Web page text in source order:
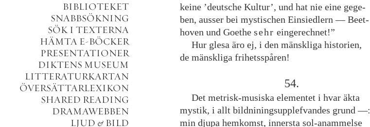
BIBLIOTEKET
SNABBSÖKNING
SÖK I TEXTERNA
HÄMTA E-BÖCKER
PRESENTATIONER
DIKTENS MUSEUM
LITTERATURKARTAN
ÖVERSÄTTARLEXIKON
SHARED READING
DRAMAWEBBEN
LJUD & BILD
keine ’deutsche Kultur’, und hat nie eine gege-
ben, ausser bei mystischen Einsiedlern — Beet-
hoven und Goethe sehr eingerechnet!”
Hur glesa äro ej, i den mänskliga historien,
de mänskliga frihetsspåren!
54.
Det metrisk-musiska elementet i hvar äkta
mystik, i allt bildniningsupplefvandes grund —:
min djupa hemkomst, innersta sol-anammelse